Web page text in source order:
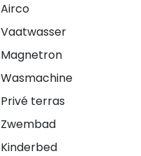
Airco
Vaatwasser
Magnetron
Wasmachine
Privé terras
Zwembad
Kinderbed